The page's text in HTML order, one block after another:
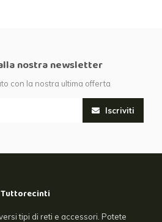
nostra newsletter
con la nostra ultima offerta
Iscriviti
Tuttorecinti
tipi di reti e accessori. Potete